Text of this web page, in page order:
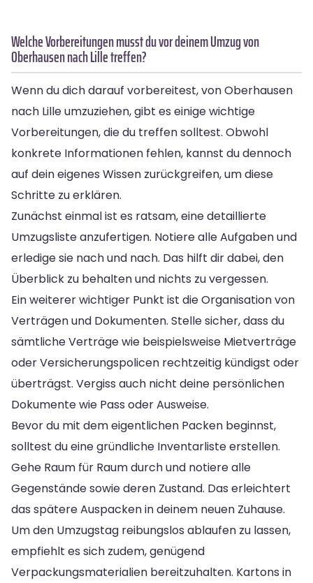
Welche Vorbereitungen musst du vor deinem Umzug von
Oberhausen nach Lille treffen?
Wenn du dich darauf vorbereitest, von Oberhausen
nach Lille umzuziehen, gibt es einige wichtige
Vorbereitungen, die du treffen solltest. Obwohl
konkrete Informationen fehlen, kannst du dennoch
auf dein eigenes Wissen zurückgreifen, um diese
Schritte zu erklären.
Zunächst einmal ist es ratsam, eine detaillierte
Umzugsliste anzufertigen. Notiere alle Aufgaben und
erledige sie nach und nach. Das hilft dir dabei, den
Überblick zu behalten und nichts zu vergessen.
Ein weiterer wichtiger Punkt ist die Organisation von
Verträgen und Dokumenten. Stelle sicher, dass du
sämtliche Verträge wie beispielsweise Mietverträge
oder Versicherungspolicen rechtzeitig kündigst oder
überträgst. Vergiss auch nicht deine persönlichen
Dokumente wie Pass oder Ausweise.
Bevor du mit dem eigentlichen Packen beginnst,
solltest du eine gründliche Inventarliste erstellen.
Gehe Raum für Raum durch und notiere alle
Gegenstände sowie deren Zustand. Das erleichtert
das spätere Auspacken in deinem neuen Zuhause.
Um den Umzugstag reibungslos ablaufen zu lassen,
empfiehlt es sich zudem, genügend
Verpackungsmaterialien bereitzuhalten. Kartons in